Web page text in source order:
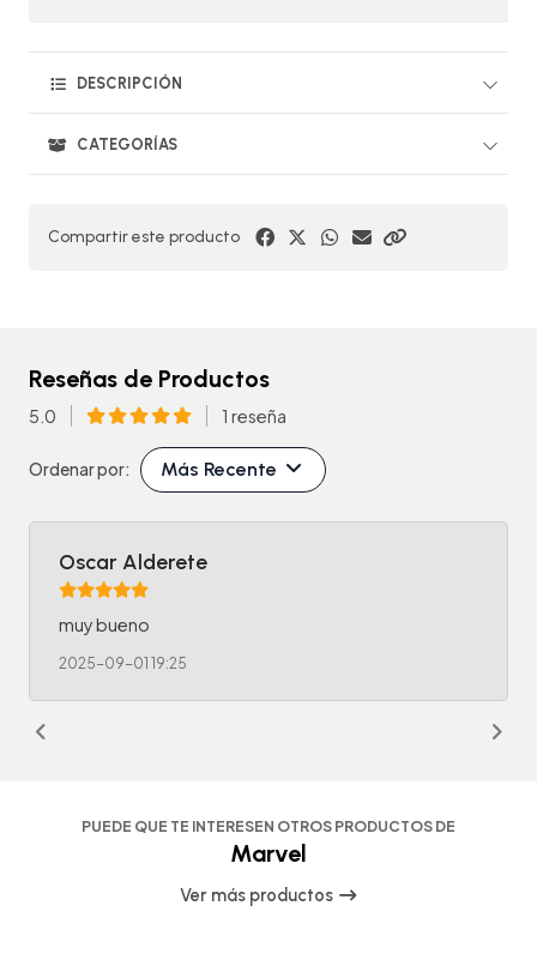
DESCRIPCIÓN
CATEGORÍAS
Compartir este producto
Reseñas de Productos
5.0 1 reseña
Ordenar por: Más Recente
Oscar Alderete
muy bueno
2025-09-01 19:25
PUEDE QUE TE INTERESEN OTROS PRODUCTOS DE
Marvel
Ver más productos